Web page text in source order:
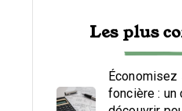
Les plus
foncière :